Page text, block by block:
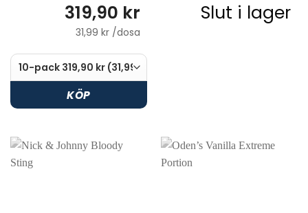
319,90 kr
31,99 kr /dosa
KÖP
Slut i lager